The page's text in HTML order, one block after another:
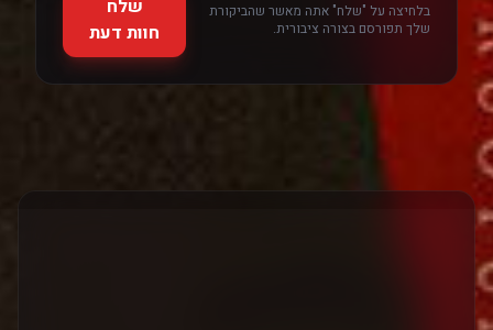
בלחיצה על "שלח" אתה מאשר שהביקורת
שלך תפורסם בצורה ציבורית.
שלח
חוות דעת